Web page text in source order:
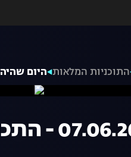
התוכניות המלאות היום שהיה 07.06.26 - התכנית המלאה